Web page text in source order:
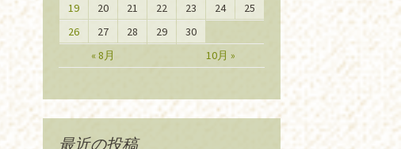
« 8月 10月 »
19
20 21 22 23 24
25
26
27 28 29 30
最近の投稿